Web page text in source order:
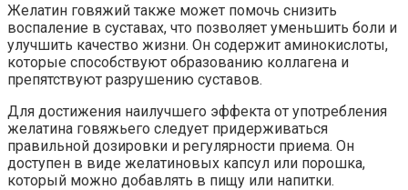
Желатин говяжий также может помочь снизить
воспаление в суставах, что позволяет уменьшить боли и
улучшить качество жизни. Он содержит аминокислоты,
которые способствуют образованию коллагена и
препятствуют разрушению суставов.
Для достижения наилучшего эффекта от употребления
желатина говяжьего следует придерживаться
правильной дозировки и регулярности приема. Он
доступен в виде желатиновых капсул или порошка,
который можно добавлять в пищу или напитки.